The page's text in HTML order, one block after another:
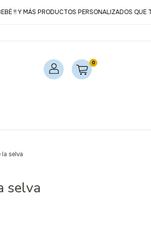
MÁS PRODUCTOS PERSONALIZADOS QUE TE
0
selva
selva